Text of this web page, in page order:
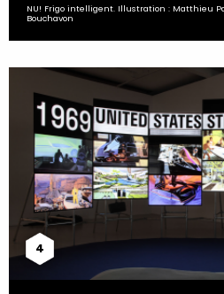
NU! Frigo intelligent. Illustration : Matthieu
Bouchavon
4